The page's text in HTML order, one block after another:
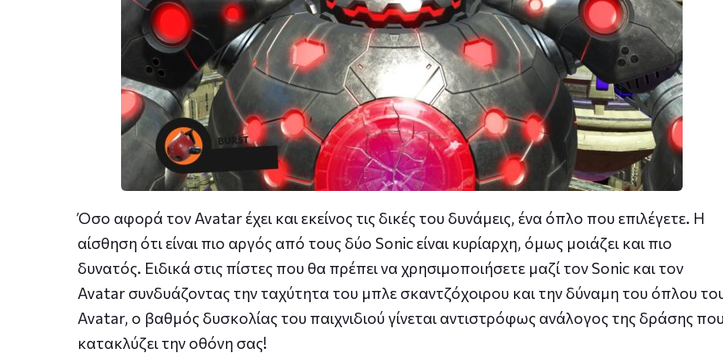
Όσο αφορά τον Avatar έχει και εκείνος τις δικές του δυνάμεις, ένα όπλο που επιλέγετε. Η
αίσθηση ότι είναι πιο αργός από τους δύο Sonic είναι κυρίαρχη, όμως μοιάζει και πιο
δυνατός. Ειδικά στις πίστες που θα πρέπει να χρησιμοποιήσετε μαζί τον Sonic και τον
Avatar συνδυάζοντας την ταχύτητα του μπλε σκαντζόχοιρου και την δύναμη του όπλου
Avatar, ο βαθμός δυσκολίας του παιχνιδιού γίνεται αντιστρόφως ανάλογος της δράσης
κατακλύζει την οθόνη σας!